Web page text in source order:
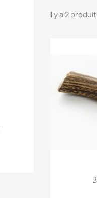
Il y a 2